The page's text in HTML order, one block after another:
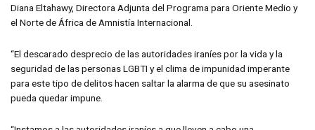
Diana Eltahawy, Directora Adjunta del Programa para Oriente Medio y
el Norte de África de Amnistía Internacional.
“El descarado desprecio de las autoridades iraníes por la vida y la
seguridad de las personas LGBTI y el clima de impunidad imperante
para este tipo de delitos hacen saltar la alarma de que su asesinato
pueda quedar impune.